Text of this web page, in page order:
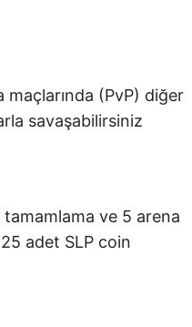
(PvP) diğer
savaşabilirsiniz
ve 5 arena
adet SLP coin